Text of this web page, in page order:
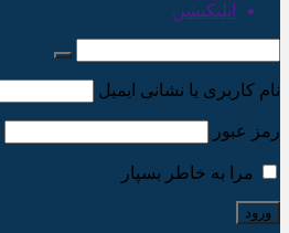
اپلیکیشن
نام کاربری یا نشانی ایمیل
رمز عبور
مرا به خاطر بسپار